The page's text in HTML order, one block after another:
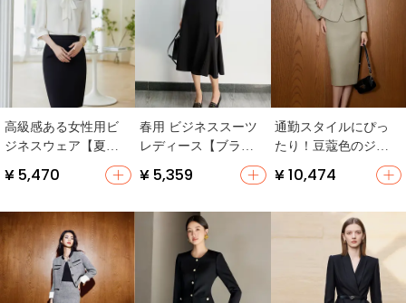
高級感ある女性用ビ
ジネスウェア【夏
用・シフォンブラウ
ス・スカート・気品
ットアップ対応）
¥ 5,470
春用 ビジネススーツ
レディース【ブラウ
ト・おしゃれ】（セ
¥ 5,359
通勤スタイルにぴっ
たり！豆蔻色のジャ
ケットとタイトスカ
ートのセットアップ
¥ 10,474